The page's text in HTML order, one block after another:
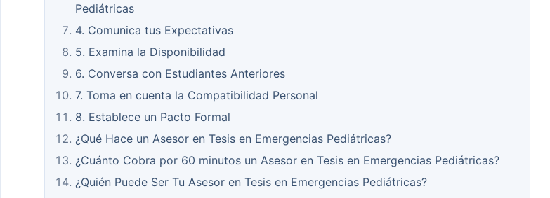
Pediátricas
4. Comunica tus Expectativas
5. Examina la Disponibilidad
6. Conversa con Estudiantes Anteriores
7. Toma en cuenta la Compatibilidad Personal
8. Establece un Pacto Formal
¿Qué Hace un Asesor en Tesis en Emergencias Pediátricas?
¿Cuánto Cobra por 60 minutos un Asesor en Tesis en Emergencias Pediátricas?
¿Quién Puede Ser Tu Asesor en Tesis en Emergencias Pediátricas?